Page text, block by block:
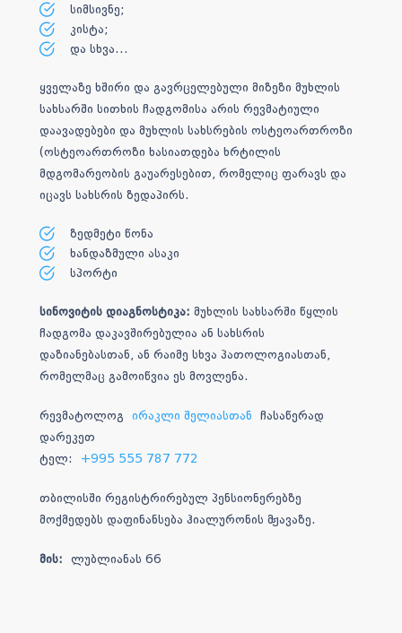
სიმსივნე;
კისტა;
და სხვა…
ყველაზე ხშირი და გავრცელებული მიზეზი მუხლის
სახსარში სითხის ჩადგომისა არის რევმატიული
დაავადებები და მუხლის სახსრების ოსტეოართროზი
(ოსტეოართროზი ხასიათდება ხრტილის
მდგომარეობის გაუარესებით, რომელიც ფარავს და
იცავს სახსრის ზედაპირს.
ზედმეტი წონა
ხანდაზმული ასაკი
სპორტი
სინოვიტის დიაგნოსტიკა:მუხლის სახსარში წყლის
ჩადგომა დაკავშირებულია ან სახსრის
დაზიანებასთან, ან რაიმე სხვა პათოლოგიასთან,
რომელმაც გამოიწვია ეს მოვლენა.
რევმატოლოგ ირაკლი შელიასთან ჩასაწერად
დარეკეთ
ტელ:
+995 555 787 772
თბილისში რეგისტრირებულ პენსიონერებზე
მოქმედებს დაფინანსება ჰიალურონის მჟავაზე.
მის: ლუბლიანას 66